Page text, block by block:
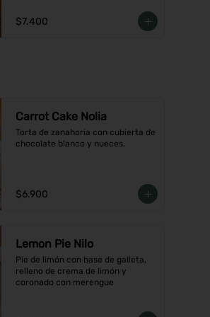
$7.400
Carrot Cake Nolia
Torta de zanahoria con cubierta de
chocolate blanco y nueces.
$6.900
Lemon Pie Nilo
Pie de limón con base de galleta,
relleno de crema de limón y
coronado con merengue